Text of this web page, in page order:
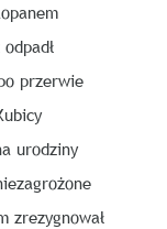
przerwie
urodziny
zrezygnował